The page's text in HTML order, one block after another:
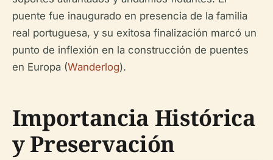
puente fue inaugurado en presencia de la familia
real portuguesa, y su exitosa finalización marcó un
punto de inflexión en la construcción de puentes
en Europa (Wanderlog).
Importancia Histórica
y Preservación